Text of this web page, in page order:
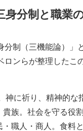
身分制と職業
分制（三機能論）」
ロンらが整理したこ
神に祈り、精神的な
貴族。社会を守る役割
・職人・商人。食料